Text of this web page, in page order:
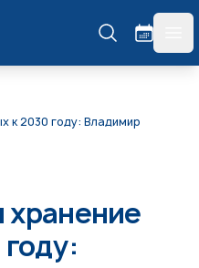
к 2030 году: Владимир
хранение